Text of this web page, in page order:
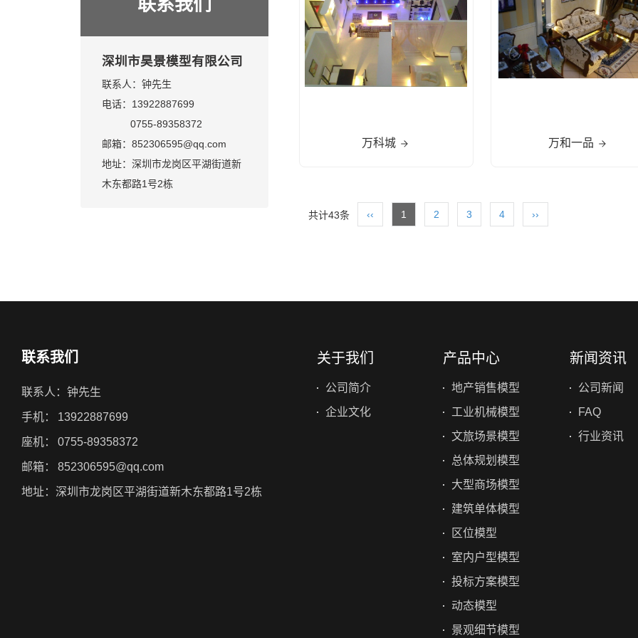
联系我们
深圳市昊景模型有限公司
联系人：钟先生
电话：13922887699
0755-89358372
邮箱：852306595@qq.com
地址：深圳市龙岗区平湖街道新
木东都路1号2栋
万科城 万和一品
共计43条 ‹‹ 1 2 3 4 ››
联系我们
联系人：钟先生
手机： 13922887699
座机： 0755-89358372
邮箱： 852306595@qq.com
地址：深圳市龙岗区平湖街道新木东都路1号2栋
关于我们
公司简介
企业文化
产品中心
地产销售模型
工业机械模型
文旅场景模型
总体规划模型
大型商场模型
建筑单体模型
区位模型
室内户型模型
投标方案模型
动态模型
景观细节模型
新闻资讯
公司新闻
FAQ
行业资讯